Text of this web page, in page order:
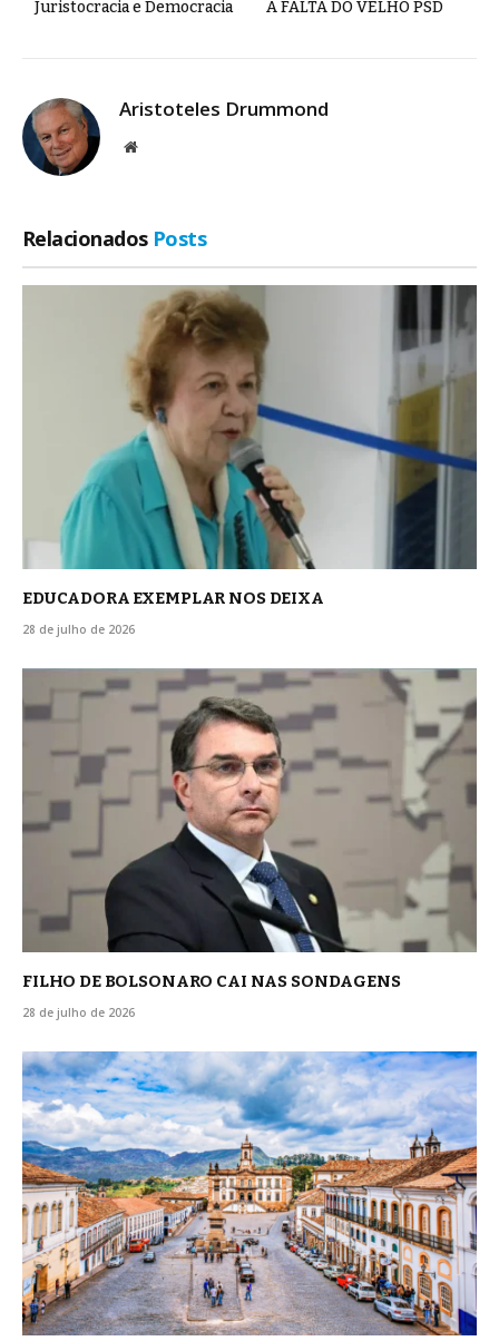
Juristocracia e Democracia A FALTA DO VELHO PSD
Aristoteles Drummond
Site
Relacionados Posts
EDUCADORA EXEMPLAR NOS DEIXA
28 de julho de 2026
FILHO DE BOLSONARO CAI NAS SONDAGENS
28 de julho de 2026